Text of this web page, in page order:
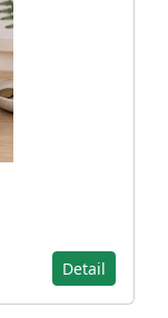
Detail